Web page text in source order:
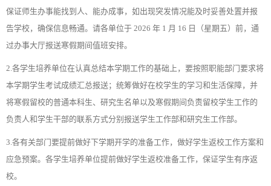
保证师生办事能找到人、能办成事，如出现突发情况能及时妥善处置并报
告学校，确保信息畅通。请各单位于 2026 年 1 月 16 日（星期五）前，通
过办事大厅报送寒假期间值班安排。
2.各学生培养单位在认真总结本学期工作的基础上，要按照职能部门要求将
本学期学生考试成绩汇总报送；统筹做好在校学生的学习和生活保障，并
将寒假留校的普通本科生、研究生名单以及寒假期间负责留校学生工作的
负责人和学生干部的联系方式分别报送学生工作部和研究生工作部。
3.各有关部门要提前做好下学期开学的准备工作，做好学生返校工作方案和
应急预案。各学生培养单位提前做好学生返校准备工作，保证学生有序返
校。